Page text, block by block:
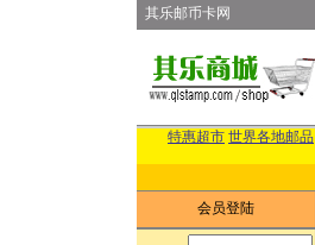
其乐邮币卡网
特惠超市 世界各地邮品
会员登陆